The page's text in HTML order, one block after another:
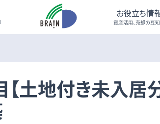
お役立ち情
資産活用、売却の豆
【土地付き未入